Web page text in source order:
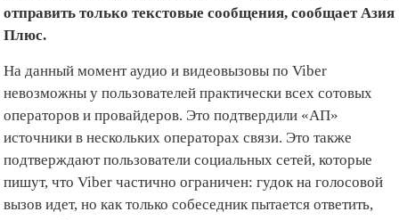
отправить только текстовые сообщения, сообщает Азия
Плюс.
На данный момент аудио и видеовызовы по Viber
невозможны у пользователей практически всех сотовых
операторов и провайдеров. Это подтвердили «АП»
источники в нескольких операторах связи. Это также
подтверждают пользователи социальных сетей, которые
пишут, что Viber частично ограничен: гудок на голосовой
вызов идет, но как только собеседник пытается ответить,